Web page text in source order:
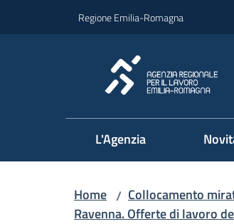
Regione Emilia-Romagna
L'Agenzia
Home / Collocamento
Ravenna. Offerte di lavoro